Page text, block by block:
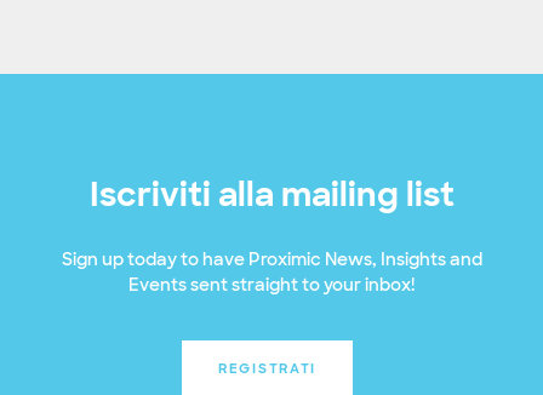
Iscriviti alla mailing list
Sign up today to have Proximic News, Insights and
Events sent straight to your inbox!
REGISTRATI